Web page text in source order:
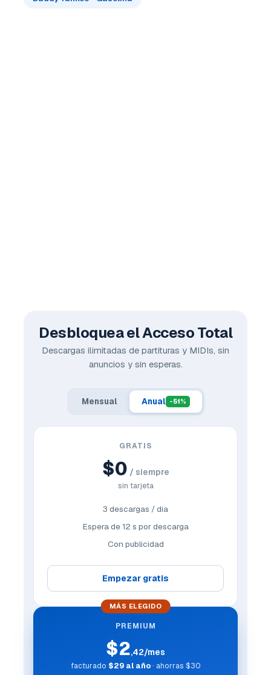
Desbloquea el Acceso Total
Descargas ilimitadas de partituras y MIDIs, sin
anuncios y sin esperas.
Mensual Anual -51%
GRATIS
$0 / siempre
sin tarjeta
3 descargas / día
Espera de 12 s por descarga
Con publicidad
Empezar gratis
MÁS ELEGIDO
PREMIUM
$2,42/mes
facturado $29 al año· ahorras $30